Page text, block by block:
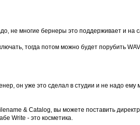
не многие бернеры это поддерживает и на
тогда потом можно будет порубить
он уже это сделал в студии и не надо ему
& Catalog, вы можете поставить
Write - это косметика.